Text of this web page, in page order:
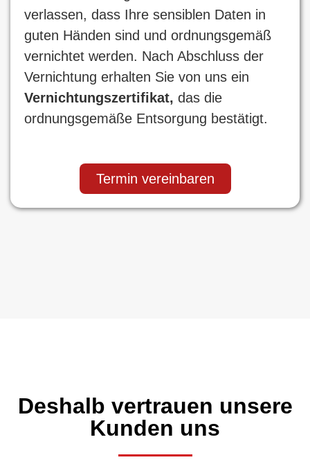
verlassen, dass Ihre sensiblen Daten in
guten Händen sind und ordnungsgemäß
vernichtet werden. Nach Abschluss der
Vernichtung erhalten Sie von uns ein
Vernichtungszertifikat, das die
ordnungsgemäße Entsorgung bestätigt.
Termin vereinbaren
Deshalb vertrauen unsere
Kunden uns